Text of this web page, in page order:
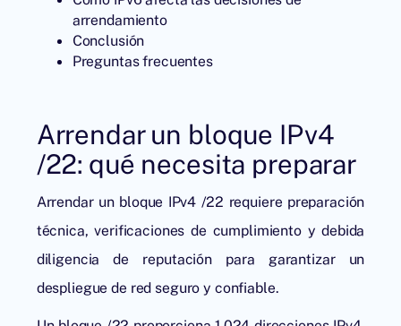
arrendamiento
Conclusión
Preguntas frecuentes
Arrendar un bloque IPv4
/22: qué necesita preparar
Arrendar un bloque IPv4 /22 requiere preparación
técnica, verificaciones de cumplimiento y debida
diligencia de reputación para garantizar un
despliegue de red seguro y confiable.